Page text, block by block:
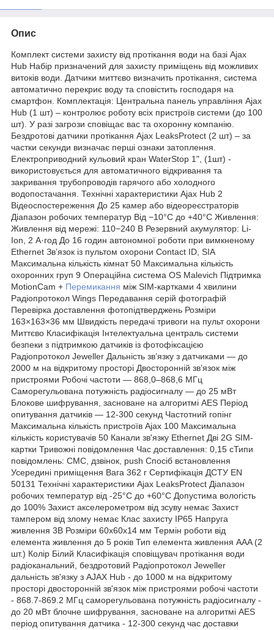
Опис
Комплект системи захисту від протікання води на базі Ajax
Hub Набір призначений для захисту приміщень від можливих
витоків води. Датчики миттєво визначить протікання, система
автоматично перекриє воду та сповістить господаря на
смартфон. Комплектація: Центральна панель управління Ajax
Hub (1 шт) – контролює роботу всіх пристроїв системи (до 100
шт). У разі загрози сповіщає вас та охоронну компанію.
Бездротові датчики протікання Ajax LeaksProtect (2 шт) – за
частки секунди визначає перші ознаки затоплення.
Електроприводний кульовий кран WaterStop 1", (1шт) -
використовується для автоматичного відкривання та
закривання трубопроводів гарячого або холодного
водопостачання. Технічні характеристики Ajax Hub 2
Відеоспостереження До 25 камер або відеореєстраторів
Діапазон робочих температур Від −10°С до +40°С Живлення:
Живлення від мережі: 110−240 В Резервний акумулятор: Li-
Ion, 2 А·год До 16 годин автономної роботи при вимкненому
Ethernet Зв’язок із пультом охорони Contact ID, SIA
Максимальна кількість кімнат 50 Максимальна кількість
охоронних груп 9 Операційна система OS Malevich Підтримка
MotionCam + Перемикання між SIM-картками 4 хвилини
Радіопротокол Wings Передавання серій фотографій
Перевірка доставлення фотопідтверджень Розміри
163×163×36 мм Швидкість передачі тривоги на пульт охорони
Миттєво Класифікація Інтелектуальна централь системи
безпеки з підтримкою датчиків із фотофіксацією
Радіопротокол Jeweller Дальність зв’язку з датчиками — до
2000 м на відкритому просторі Двосторонній зв’язок між
пристроями Робочі частоти — 868,0–868,6 МГц
Саморегульована потужність радіосигналу — до 25 мВт
Блокове шифрування, засноване на алгоритмі AES Період
опитування датчиків — 12-300 секунд Частотний гопінг
Максимальна кількість пристроїв Ajax 100 Максимальна
кількість користувачів 50 Канали зв'язку Ethernet Дві 2G SIM-
картки Тривожні повідомлення Час доставлення: 0,15 сТипи
повідомлень: СМС, дзвінок, push Спосіб встановлення
Усередині приміщення Вага 362 г Сертифікація ДСТУ EN
50131 Технічні характеристики Ajax LeaksProtect Діапазон
робочих температур від -25°С до +60°С Допустима вологість
до 100% Захист акселерометром від зсуву немає Захист
тампером від злому немає Клас захисту IP65 Напруга
живлення 3В Розміри 60х60х14 мм Термін роботи від
елемента живлення до 5 років Тип елемента живлення AAA (2
шт.) Колір Білий Класифікація сповіщувач протікання води
радіоканальний, бездротовий Радіопротокол Jeweller
дальність зв'язку з AJAX Hub - до 1000 м на відкритому
просторі двосторонній зв'язок між пристроями робочі частоти
- 868.7-869.2 МГц саморегульована потужність радіосигналу -
до 20 мВт блочне шифрування, засноване на алгоритмі AES
період опитування датчика - 12-300 секунд час доставки